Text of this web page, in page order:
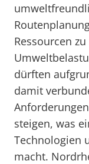
Ressourcen
dürften
damit
steigen, was
Technologien
macht.